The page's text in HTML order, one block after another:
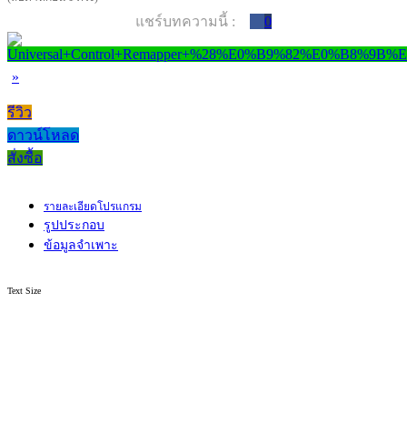
แชร์บทความนี้ : 0
»
รีวิว
ดาวน์โหลด
สั่งซื้อ
รายละเอียดโปรแกรม
รูปประกอบ
ข้อมูลจำเพาะ
Text Size